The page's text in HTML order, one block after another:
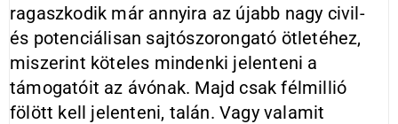
ragaszkodik már annyira az újabb nagy civil-
és potenciálisan sajtószorongató ötletéhez,
miszerint köteles mindenki jelenteni a
támogatóit az ávónak. Majd csak félmillió
fölött kell jelenteni, talán. Vagy valamit